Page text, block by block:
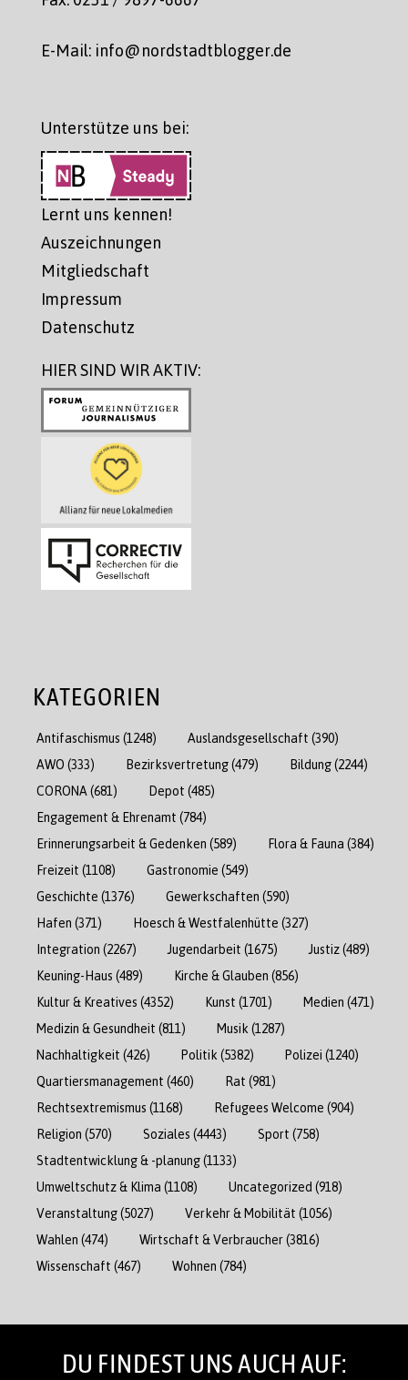
E-Mail: info@nordstadtblogger.de
Unterstütze uns bei:
Lernt uns kennen!
Auszeichnungen
Mitgliedschaft
Impressum
Datenschutz
HIER SIND WIR AKTIV:
KATEGORIEN
Antifaschismus (1248) Auslandsgesellschaft (390)
AWO (333) Bezirksvertretung(479) Bildung(2244)
CORONA (681) Depot (485)
Engagement & Ehrenamt (784)
Erinnerungsarbeit & Gedenken (589) Flora & Fauna (384)
Freizeit (1108) Gastronomie (549)
Geschichte (1376) Gewerkschaften (590)
Hafen (371) Hoesch & Westfalenhütte (327)
Integration (2267) Jugendarbeit (1675) Justiz(489)
Keuning-Haus (489) Kirche & Glauben (856)
Kultur & Kreatives (4352) Kunst (1701) Medien (471)
Medizin & Gesundheit (811) Musik (1287)
Nachhaltigkeit (426) Politik (5382) Polizei (1240)
Quartiersmanagement (460) Rat (981)
Rechtsextremismus (1168) Refugees Welcome (904)
Religion (570) Soziales (4443) Sport (758)
Stadtentwicklung & -planung(1133)
Umweltschutz & Klima (1108) Uncategorized (918)
Veranstaltung(5027) Verkehr & Mobilität (1056)
Wahlen (474) Wirtschaft & Verbraucher(3816)
Wissenschaft (467) Wohnen (784)
DU FINDEST UNS AUCH AUF: